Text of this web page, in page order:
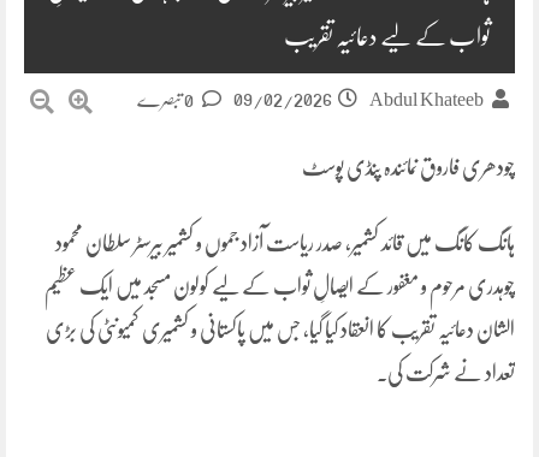
ثواب کے لیے دعائیہ تقریب
Abdul Khateeb
09/02/2026
چودھری فاروق نمائندہ پنڈی پوسٹ
ہانگ کانگ میں قائد کشمیر، صدر ریاست آزاد جموں و کشمیر بیرسٹر سلطان محمود
چوہدری مرحوم و مغفور کے ایصالِ ثواب کے لیے کولون مسجد میں ایک عظیم
الشان دعائیہ تقریب کا انعقاد کیا گیا، جس میں پاکستانی و کشمیری کمیونٹی کی بڑی
تعداد نے شرکت کی۔